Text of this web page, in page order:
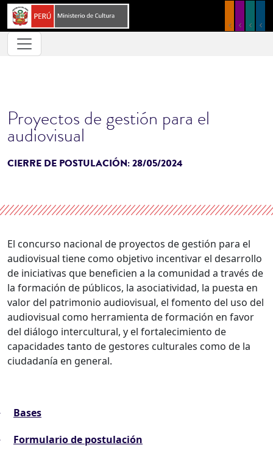
Pasar al contenido principal
Proyectos de gestión para el
audiovisual
CIERRE DE POSTULACIÓN:28/05/2024
El concurso nacional de proyectos de gestión para el
audiovisual tiene como objetivo incentivar el desarrollo
de iniciativas que beneficien a la comunidad a través de
la formación de públicos, la asociatividad, la puesta en
valor del patrimonio audiovisual, el fomento del uso del
audiovisual como herramienta de formación en favor
del diálogo intercultural, y el fortalecimiento de
capacidades tanto de gestores culturales como de la
ciudadanía en general.
Bases
Formulario de postulación